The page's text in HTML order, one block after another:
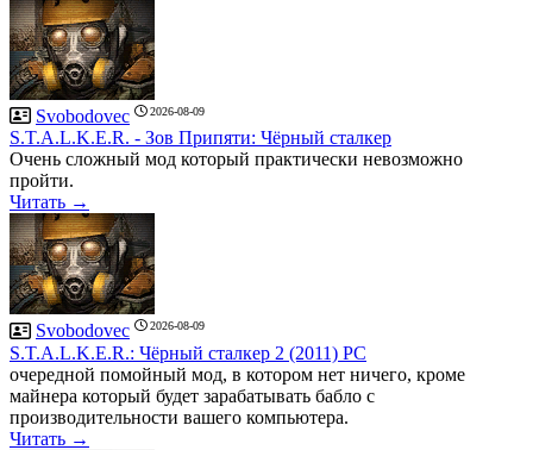
Svobodovec 2026-08-09
S.T.A.L.K.E.R. - Зов Припяти: Чёрный сталкер
Очень сложный мод который практически невозможно
пройти.
Читать →
Svobodovec 2026-08-09
S.T.A.L.K.E.R.: Чёрный сталкер 2 (2011) PC
очередной помойный мод, в котором нет ничего, кроме
майнера который будет зарабатывать бабло с
производительности вашего компьютера.
Читать →